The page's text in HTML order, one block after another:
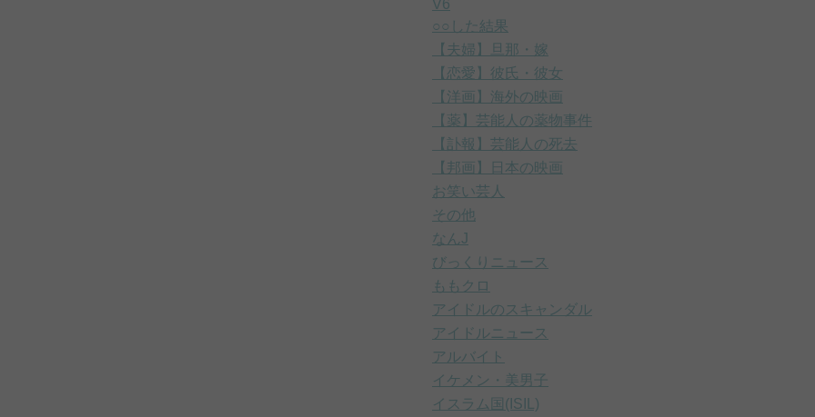
V6
○○した結果
【夫婦】旦那・嫁
【恋愛】彼氏・彼女
【洋画】海外の映画
【薬】芸能人の薬物事件
【訃報】芸能人の死去
【邦画】日本の映画
お笑い芸人
その他
なんJ
びっくりニュース
ももクロ
アイドルのスキャンダル
アイドルニュース
アルバイト
イケメン・美男子
イスラム国(ISIL)